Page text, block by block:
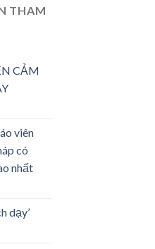
THAM
CẢM
viên
có
nhất
dạy’